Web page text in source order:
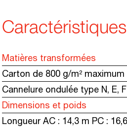
Caractéristiques
Matières transformées
Carton de 800 g/m² maximum
Cannelure ondulée type N, E,
Dimensions et poids
Longueur AC : 14,3 m PC :